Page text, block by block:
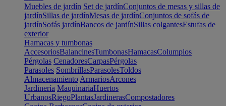
Muebles de jardín Set de jardínConjuntos de mesas y sillas de
jardínSillas de jardínMesas de jardínConjuntos de sofás de
jardínSofás jardínBancos de jardínSillas colgantesEstufas de
exterior
Hamacas y tumbonas
AccesoriosBalancinesTumbonasHamacasColumpios
Pérgolas CenadoresCarpasPérgolas
Parasoles SombrillasParasolesToldos
Almacenamiento ArmariosArcones
Jardinería MaquinariaHuertos
UrbanosRiegoPlantasJardinerasCompostadores